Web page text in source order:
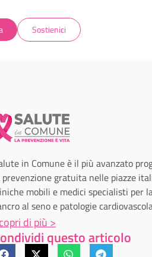
Sostienici
in Comune è il più avanzato
prevenzione gratuita nelle piazze
mobili e medici specialisti per
al seno e patologie
di più >
questo articolo